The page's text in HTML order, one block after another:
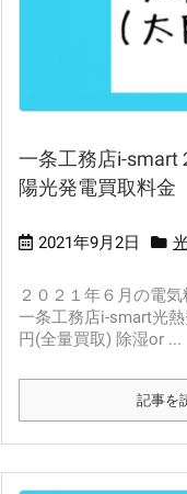
一条工務店i-smart
陽光発電買取料金
2021年9月2日
２０２１年６月の電
一条工務店i-smart光
円(全量買取) 除湿or ...
記事を